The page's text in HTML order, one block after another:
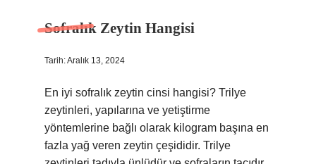
Sofralık Zeytin Hangisi
Tarih: Aralık 13, 2024
En iyi sofralık zeytin cinsi hangisi? Trilye
zeytinleri, yapılarına ve yetiştirme
yöntemlerine bağlı olarak kilogram başına en
fazla yağ veren zeytin çeşididir. Trilye